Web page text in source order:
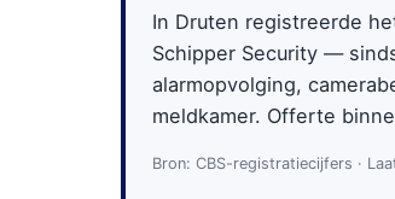
In Druten registreerde
Schipper Security —
alarmopvolging,
meldkamer. Offerte
Bron: CBS-registratiecijfers ·